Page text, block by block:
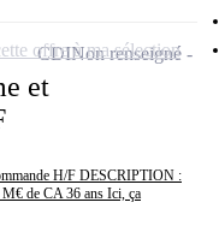
et
H/F DESCRIPTION :
de CA 36 ans Ici, ça
CDINon renseigné
offre à ma sélection